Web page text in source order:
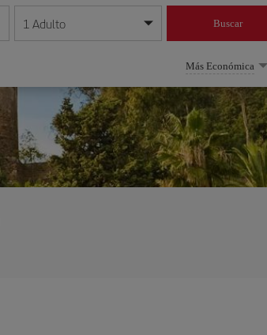
formato día/mes/año
1 Adulto Buscar
Más Económica